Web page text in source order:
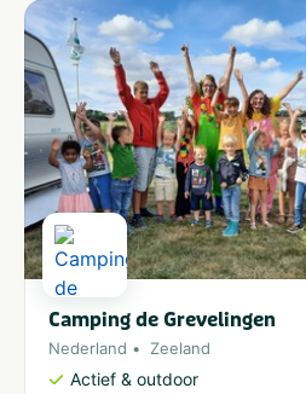
Camping de Grevelingen
Nederland Zeeland
Actief & outdoor